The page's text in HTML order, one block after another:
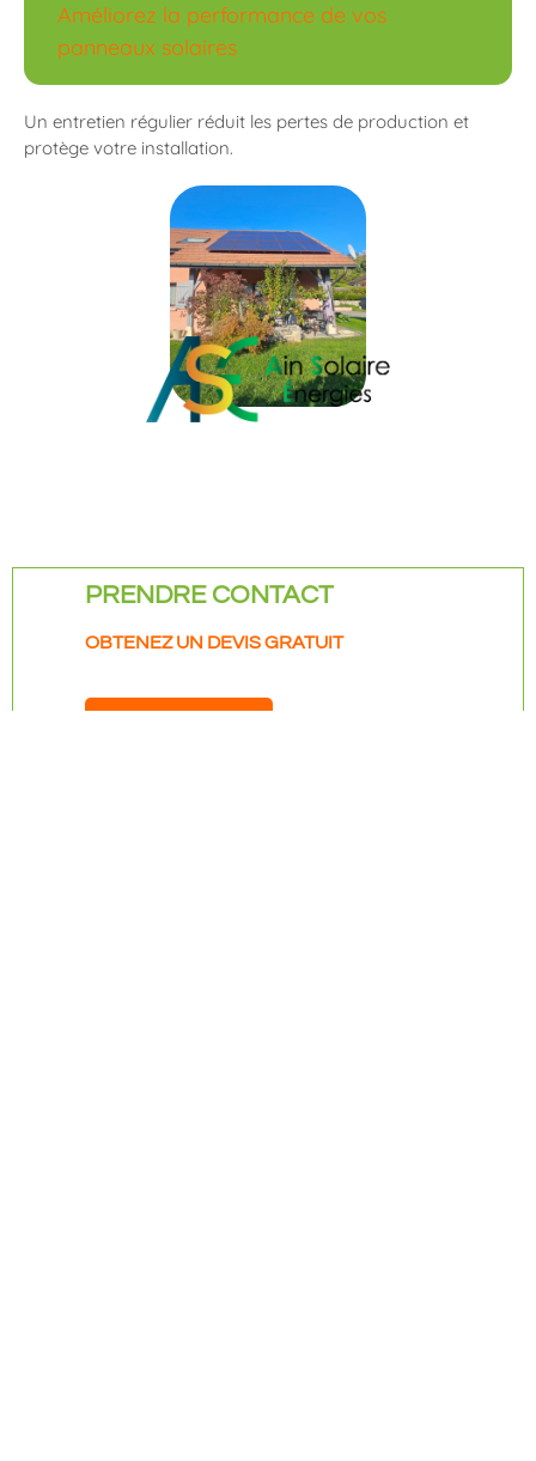
Améliorez la performance de vos
panneaux solaires
Un entretien régulier réduit les pertes de production et
protège votre installation.
PRENDRE CONTACT
OBTENEZ UN DEVIS GRATUIT